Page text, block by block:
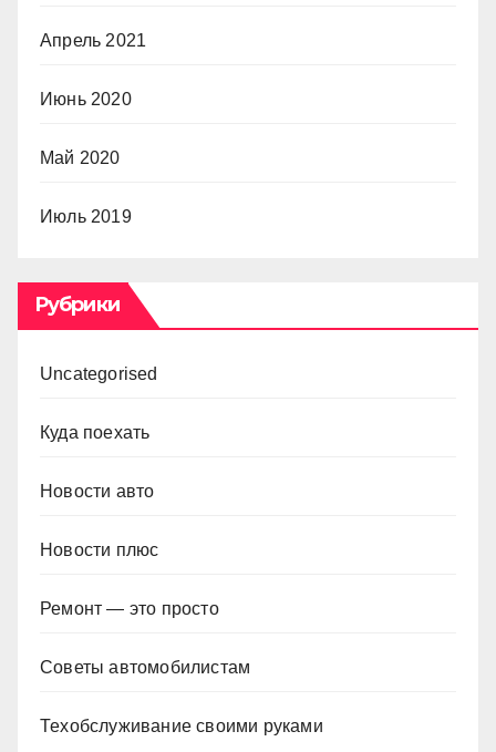
Апрель 2021
Июнь 2020
Май 2020
Июль 2019
Рубрики
Uncategorised
Куда поехать
Новости авто
Новости плюс
Ремонт — это просто
Советы автомобилистам
Техобслуживание своими руками